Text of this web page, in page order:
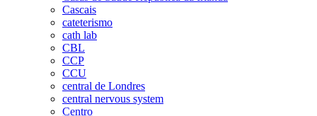
Cascais
cateterismo
cath lab
CBL
CCP
CCU
central de Londres
central nervous system
Centro